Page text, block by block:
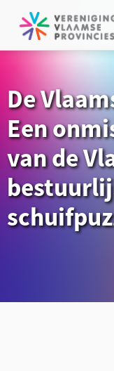
De
Een
van de